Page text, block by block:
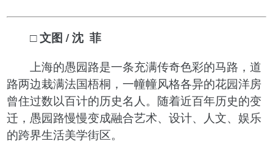
□ 文图 / 沈 菲
上海的愚园路是一条充满传奇色彩的马路，道
路两边栽满法国梧桐，一幢幢风格各异的花园洋房
曾住过数以百计的历史名人。随着近百年历史的变
迁，愚园路慢慢变成融合艺术、设计、人文、娱乐
的跨界生活美学街区。